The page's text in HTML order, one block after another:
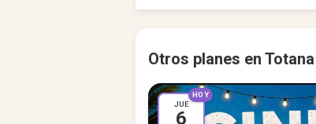
Otros planes en Totana
JUE
6
HOY